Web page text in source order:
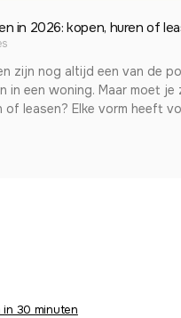
in 2026: kopen, huren of
zijn nog altijd een van de
in een woning. Maar moet je
of leasen? Elke vorm heeft
in 30 minuten